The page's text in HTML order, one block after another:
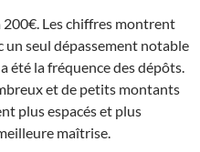
Les chiffres montrent
un seul dépassement notable
été la fréquence des dépôts.
et de petits montants
plus espacés et plus
maîtrise.